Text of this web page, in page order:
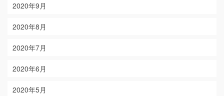
2020年9月
2020年8月
2020年7月
2020年6月
2020年5月